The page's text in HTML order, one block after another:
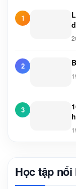
1
2
3
Học tập nổi